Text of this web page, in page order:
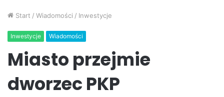
Start / Wiadomości / Inwestycje
Inwestycje Wiadomości
Miasto przejmie
dworzec PKP